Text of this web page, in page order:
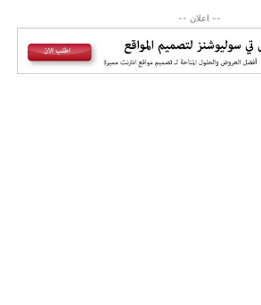
-- اعلان --